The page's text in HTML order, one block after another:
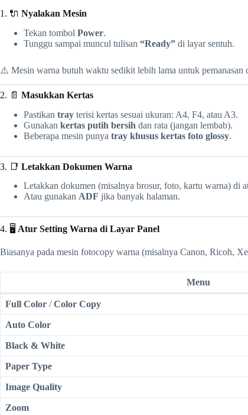
1. 🔌 Nyalakan Mesin
Tekan tombol Power.
Tunggu sampai muncul tulisan “Ready” di layar sentuh.
⚠️ Mesin warna butuh waktu sedikit lebih lama untuk pemanasan
2. 📄 Masukkan Kertas
Pastikan tray terisi kertas sesuai ukuran: A4, F4, atau A3.
Gunakan kertas putih bersih dan rata (jangan lembab).
Beberapa mesin punya tray khusus kertas foto glossy.
3. 📑 Letakkan Dokumen Warna
Letakkan dokumen (misalnya brosur, foto, kartu warna) di
Atau gunakan ADF jika banyak halaman.
4. 🖥️ Atur Setting Warna di Layar Panel
Biasanya pada mesin fotocopy warna (misalnya Canon, Ricoh,
Menu
Full Color /Color Copy
Auto Color
Black & White
Paper Type
Image Quality
Zoom